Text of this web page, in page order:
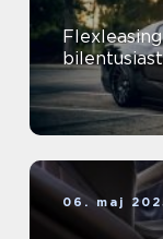
06. maj